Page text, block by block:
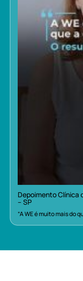
Depoimento Clínica
– SP
“A WE é muito mais do